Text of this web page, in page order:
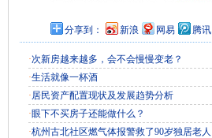
分享到： 新浪 网易 腾讯
·次新房越来越多，会不会慢慢变老？
·生活就像一杯酒
·居民资产配置现状及发展趋势分析
·眼下不买房子还能做什么？
·杭州古北社区燃气体报警救了90岁独居老人